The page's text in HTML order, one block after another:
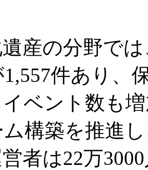
産の分野で
件あり、
ベント数も
ム構築を推進
者は22万